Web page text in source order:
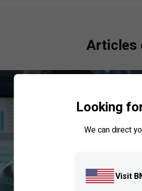
Articles
Looking
We can direct
Visit